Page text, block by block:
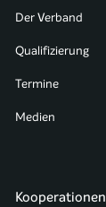
Der Verband
Qualifizierung
Termine
Medien
Kooperationen